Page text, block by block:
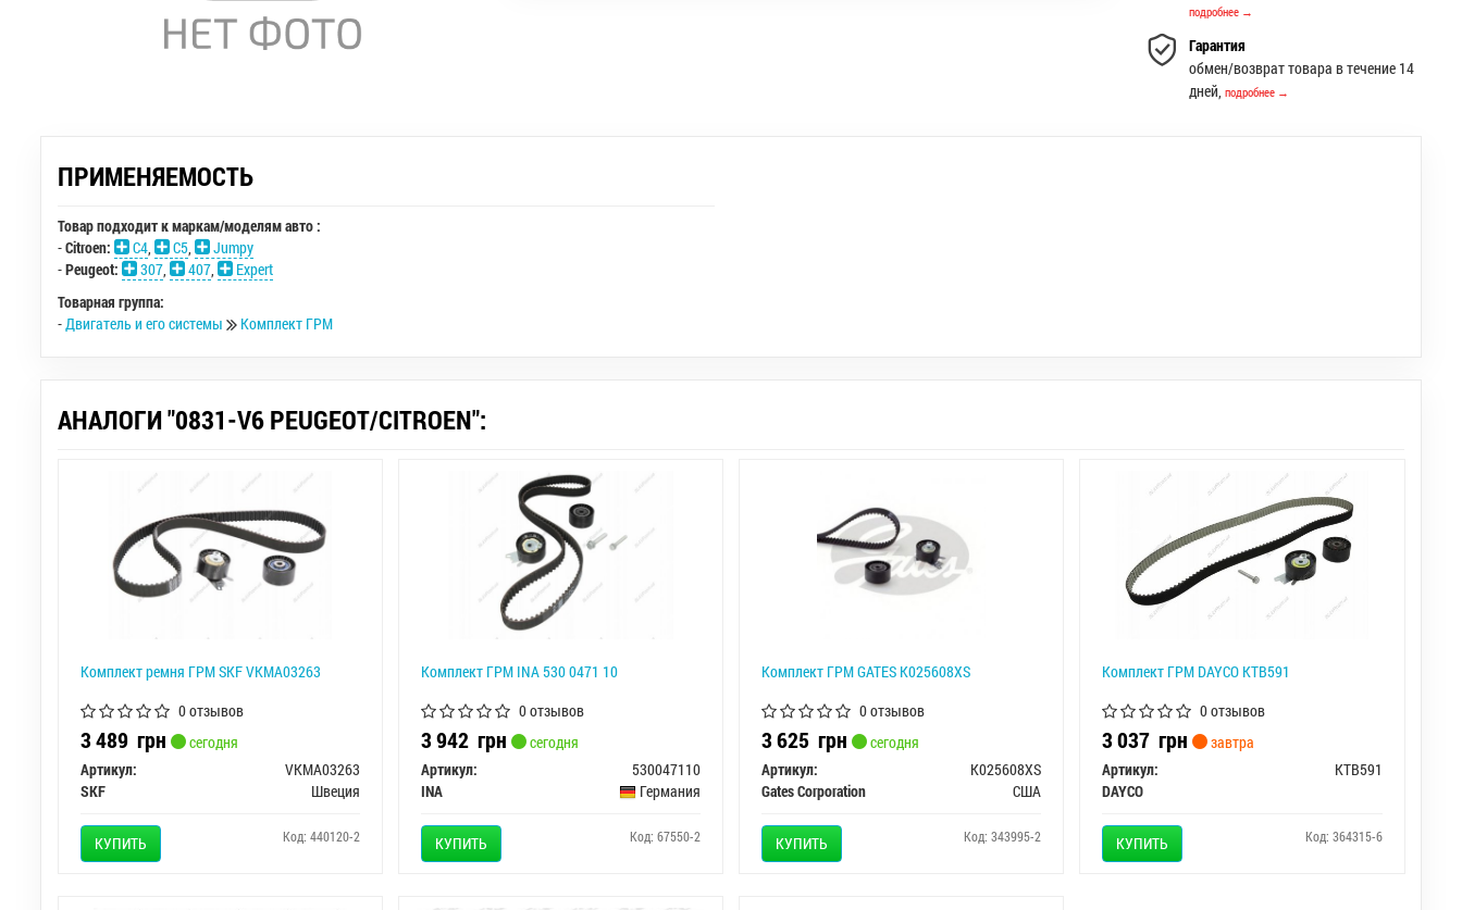
подробнее →
Гарантия
обмен/возврат товара в течение 14
дней,подробнее →
ПРИМЕНЯЕМОСТЬ
Товар подходит к маркам/моделям авто :
-Citroen: C4, C5,
Jumpy
-Peugeot: 307, 407,
Expert
Товарная группа:
-Двигатель и его системы Комплект ГРМ
АНАЛОГИ "0831-V6 PEUGEOT/CITROEN":
Комплект ремня ГРМ SKF VKMA03263
0 отзывов
3 489 грн
сегодня
Артикул:
VKMA03263
SKF
Швеция
КУПИТЬ Код: 440120-2
Комплект ГРМ INA 530 0471 10
0 отзывов
3 942 грн
сегодня
Артикул:
530047110
INA
Германия
КУПИТЬ Код: 67550-2
Комплект ГРМ GATES K025608XS
0 отзывов
3 625 грн
сегодня
Артикул:
K025608XS
Gates Corporation
США
КУПИТЬ Код: 343995-2
Комплект ГРМ DAYCO KTB591
0 отзывов
3 037грн
завтра
Артикул:
KTB591
DAYCO
КУПИТЬ Код: 364315-6